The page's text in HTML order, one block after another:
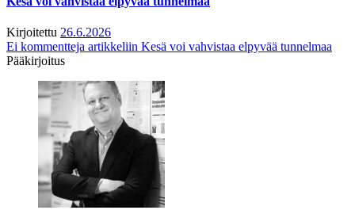
Kirjoitettu 26.6.2026
Ei kommentteja artikkeliin Kesä voi vahvistaa elpyvää tunnelmaa
Pääkirjoitus